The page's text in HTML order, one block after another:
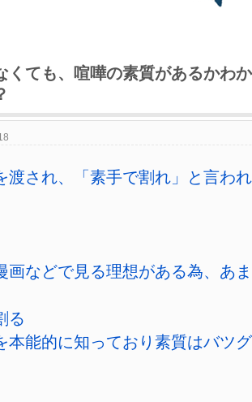
くても、喧嘩の素質があるかわ
渡され、「素手で割れ」と言わ
などで見る理想がある為、あ
る
本能的に知っており素質はバツ